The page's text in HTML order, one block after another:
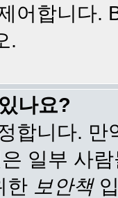
어합니다.
.
나요?
합니다.
일부 사
한 보안책